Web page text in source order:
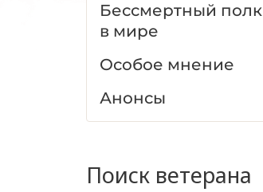
Бессмертный полк
в мире
Особое мнение
Анонсы
Поиск ветерана